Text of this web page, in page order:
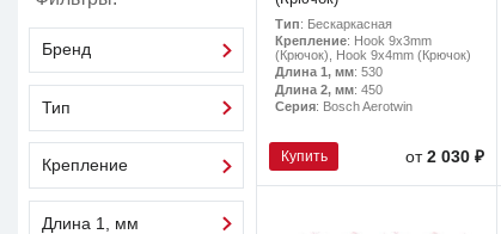
Бренд
Тип
Крепление
Длина 1, мм
Тип: Бескаркасная
Крепление: Hook 9x3mm
(Крючок), Hook 9x4mm (Крючок)
Длина 1, мм: 530
Длина 2, мм: 450
Серия: Bosch Aerotwin
Купить от2 030 ₽